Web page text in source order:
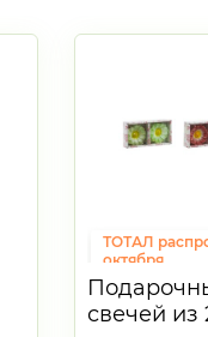
ТОТАЛ
октября
Подарки на
ВСЁ до
свечей из